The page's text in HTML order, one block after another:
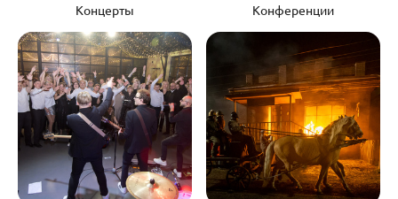
Концерты Конференции